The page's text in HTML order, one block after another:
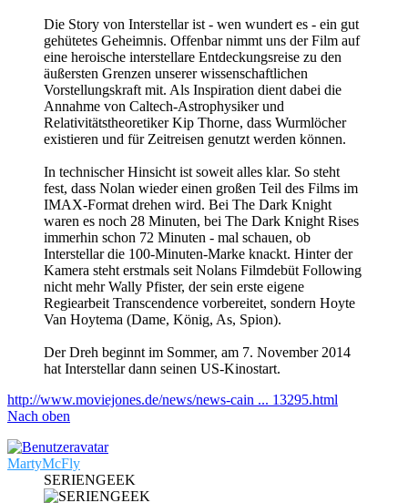
Die Story von Interstellar ist - wen wundert es - ein gut
gehütetes Geheimnis. Offenbar nimmt uns der Film auf
eine heroische interstellare Entdeckungsreise zu den
äußersten Grenzen unserer wissenschaftlichen
Vorstellungskraft mit. Als Inspiration dient dabei die
Annahme von Caltech-Astrophysiker und
Relativitätstheoretiker Kip Thorne, dass Wurmlöcher
existieren und für Zeitreisen genutzt werden können.
In technischer Hinsicht ist soweit alles klar. So steht
fest, dass Nolan wieder einen großen Teil des Films im
IMAX-Format drehen wird. Bei The Dark Knight
waren es noch 28 Minuten, bei The Dark Knight Rises
immerhin schon 72 Minuten - mal schauen, ob
Interstellar die 100-Minuten-Marke knackt. Hinter der
Kamera steht erstmals seit Nolans Filmdebüt Following
nicht mehr Wally Pfister, der sein erste eigene
Regiearbeit Transcendence vorbereitet, sondern Hoyte
Van Hoytema (Dame, König, As, Spion).
Der Dreh beginnt im Sommer, am 7. November 2014
hat Interstellar dann seinen US-Kinostart.
http://www.moviejones.de/news/news-cain ... 13295.html
Nach oben
MartyMcFly
SERIENGEEK